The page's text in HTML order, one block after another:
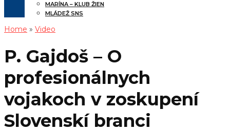
MARÍNA – KLUB ŽIEN
MLÁDEŽ SNS
Home » Video
P. Gajdoš – O
profesionálnych
vojakoch v zoskupení
Slovenskí branci